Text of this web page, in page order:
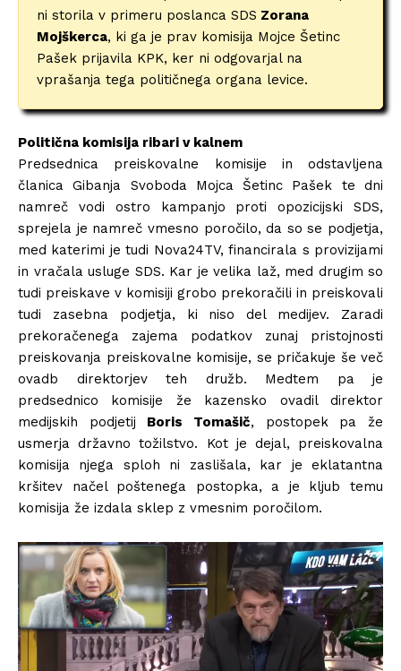
ni storila v primeru poslanca SDS Zorana
Mojškerca, ki ga je prav komisija Mojce Šetinc
Pašek prijavila KPK, ker ni odgovarjal na
vprašanja tega političnega organa levice.
Politična komisija ribari v kalnem
Predsednica preiskovalne komisije in odstavljena
članica Gibanja Svoboda Mojca Šetinc Pašek te dni
namreč vodi ostro kampanjo proti opozicijski SDS,
sprejela je namreč vmesno poročilo, da so se podjetja,
med katerimi je tudi Nova24TV, financirala s provizijami
in vračala usluge SDS. Kar je velika laž, med drugim so
tudi preiskave v komisiji grobo prekoračili in preiskovali
tudi zasebna podjetja, ki niso del medijev. Zaradi
prekoračenega zajema podatkov zunaj pristojnosti
preiskovanja preiskovalne komisije, se pričakuje še več
ovadb direktorjev teh družb. Medtem pa je
predsednico komisije že kazensko ovadil direktor
medijskih podjetij Boris Tomašič, postopek pa že
usmerja državno tožilstvo. Kot je dejal, preiskovalna
komisija njega sploh ni zaslišala, kar je eklatantna
kršitev načel poštenega postopka, a je kljub temu
komisija že izdala sklep z vmesnim poročilom.